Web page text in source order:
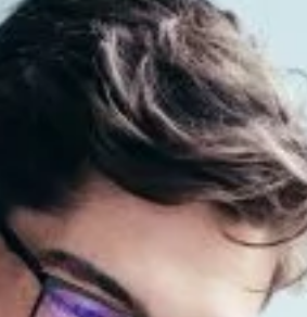
29 | 05 | 2020
Czy zamki zarządzane
bezpieczne?
Innowacyjne technologie